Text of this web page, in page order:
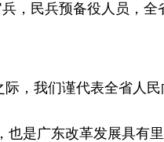
，民兵预备役人员，
我们谨代表全省人民
广东改革发展具有